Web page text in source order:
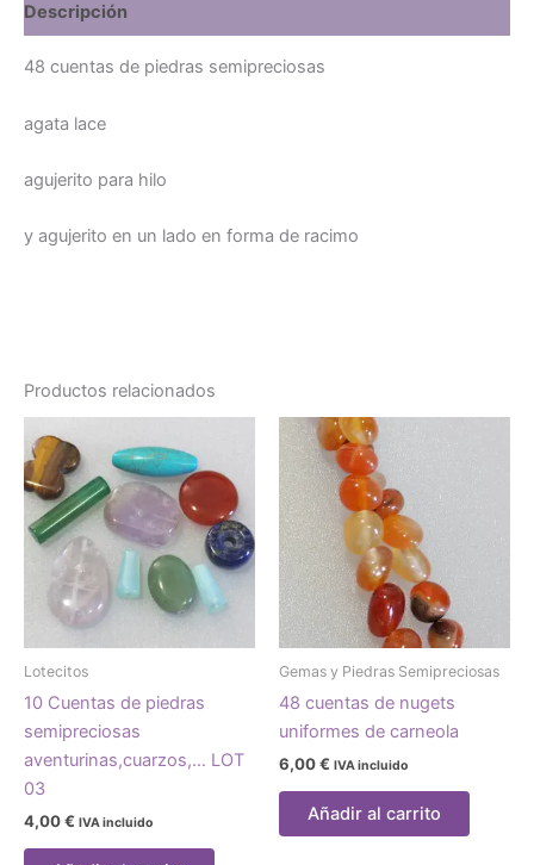
Descripción
48 cuentas de piedras semipreciosas
agata lace
agujerito para hilo
y agujerito en un lado en forma de racimo
Productos relacionados
Lotecitos
10 Cuentas de piedras
semipreciosas
aventurinas,cuarzos,… LOT
03
4,00€ IVA incluido
Gemas y Piedras Semipreciosas
48 cuentas de nugets
uniformes de carneola
6,00€ IVA incluido
Añadir al carrito